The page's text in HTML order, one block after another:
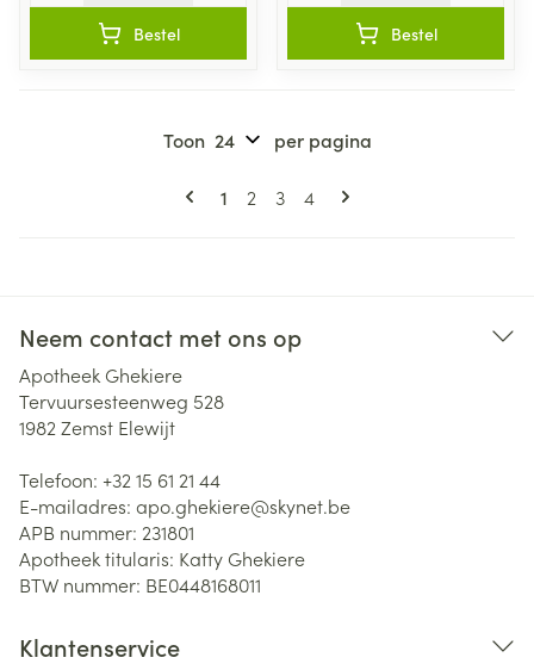
Bestel Bestel
Pagina's
U lees momenteel pagina
1 Pagina
2 Pagina
3 Pagina
4
Toon per pagina
Neem contact met ons op
Apotheek Ghekiere
Tervuursesteenweg 528
1982 Zemst Elewijt
Telefoon: +32 15 61 21 44
E-mailadres: apo.ghekiere@skynet.be
APB nummer: 231801
Apotheek titularis: Katty Ghekiere
BTW nummer: BE0448168011
Klantenservice